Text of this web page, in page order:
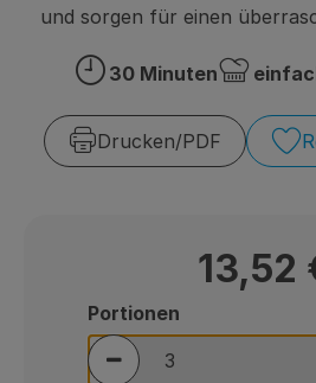
Community
und sorgen für einen
Zubreitungszeit:
30 Minuten
Drucken​/​PDF
13,52
Portionen verringern
Portionen